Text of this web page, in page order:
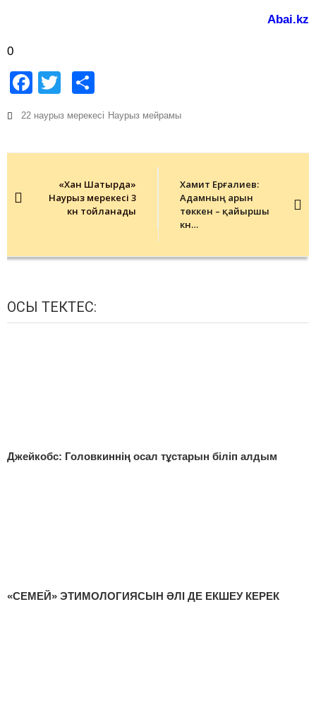
Abai.kz
0
Facebook
Twitter
22 наурыз мерекесі Наурыз мейрамы
navigation«Хан Шатырда»
Наурыз мерекесі 3
күн тойланады
Хамит Ерғалиев:
Адамның арын
төккен – қайыршы
күн…
ОСЫ ТЕКТЕС:
Джейкобс: Головкиннің осал тұстарын біліп алдым
«СЕМЕЙ» ЭТИМОЛОГИЯСЫН ӘЛІ ДЕ ЕКШЕУ КЕРЕК